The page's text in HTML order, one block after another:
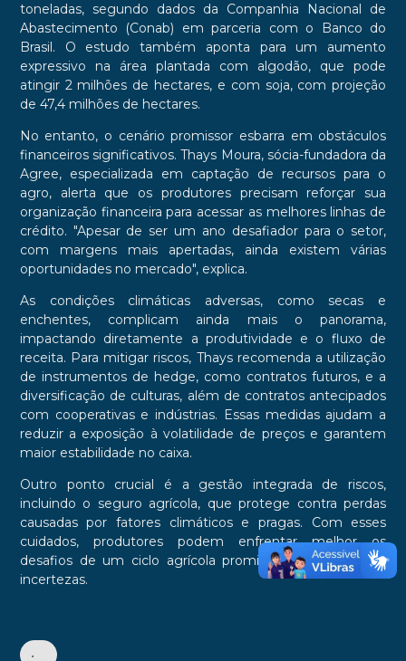
toneladas, segundo dados da Companhia Nacional de
Abastecimento (Conab) em parceria com o Banco do
Brasil. O estudo também aponta para um aumento
expressivo na área plantada com algodão, que pode
atingir 2 milhões de hectares, e com soja, com projeção
de 47,4 milhões de hectares.
No entanto, o cenário promissor esbarra em obstáculos
financeiros significativos. Thays Moura, sócia-fundadora da
Agree, especializada em captação de recursos para o
agro, alerta que os produtores precisam reforçar sua
organização financeira para acessar as melhores linhas de
crédito. "Apesar de ser um ano desafiador para o setor,
com margens mais apertadas, ainda existem várias
oportunidades no mercado", explica.
As condições climáticas adversas, como secas e
enchentes, complicam ainda mais o panorama,
impactando diretamente a produtividade e o fluxo de
receita. Para mitigar riscos, Thays recomenda a utilização
de instrumentos de hedge, como contratos futuros, e a
diversificação de culturas, além de contratos antecipados
com cooperativas e indústrias. Essas medidas ajudam a
reduzir a exposição à volatilidade de preços e garantem
maior estabilidade no caixa.
Outro ponto crucial é a gestão integrada de riscos,
incluindo o seguro agrícola, que protege contra perdas
causadas por fatores climáticos e pragas. Com esses
cuidados, produtores podem enfrentar melhor os
desafios de um ciclo agrícola promissor, mas cheio de
incertezas.
•